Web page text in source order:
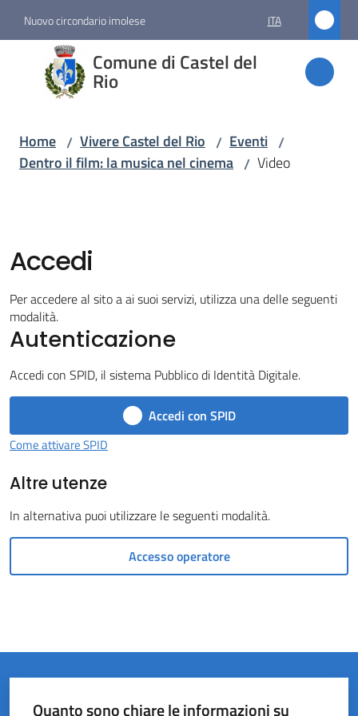
Nuovo circondario imolese ITA
Comune di Castel del
Rio
Comune
di
Castel
Servizi
Vivere
del
Rio
Menu selezionato
Servizi
line
argomenti
Home / Vivere Castel del Rio / Eventi /
Dentro il film: la musica nel cinema / Video
Accedi
Per accedere al sito a ai suoi servizi, utilizza una delle seguenti
modalità.
Autenticazione
Accedi con SPID, il sistema Pubblico di Identità Digitale.
Accedi con SPID
Come attivare SPID
Altre utenze
In alternativa puoi utilizzare le seguenti modalità.
Accesso operatore
Quanto sono chiare le informazioni su